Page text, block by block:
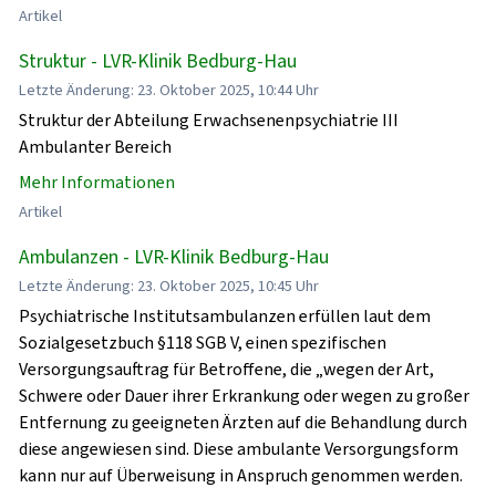
Artikel
Struktur - LVR-Klinik Bedburg-Hau
Letzte Änderung: 23. Oktober 2025, 10:44 Uhr
Struktur der Abteilung Erwachsenenpsychiatrie III
Ambulanter Bereich
Mehr Informationen
Artikel
Ambulanzen - LVR-Klinik Bedburg-Hau
Letzte Änderung: 23. Oktober 2025, 10:45 Uhr
Psychiatrische Institutsambulanzen erfüllen laut dem
Sozialgesetzbuch §118 SGB V, einen spezifischen
Versorgungsauftrag für Betroffene, die „wegen der Art,
Schwere oder Dauer ihrer Erkrankung oder wegen zu großer
Entfernung zu geeigneten Ärzten auf die Behandlung durch
diese angewiesen sind. Diese ambulante Versorgungsform
kann nur auf Überweisung in Anspruch genommen werden.